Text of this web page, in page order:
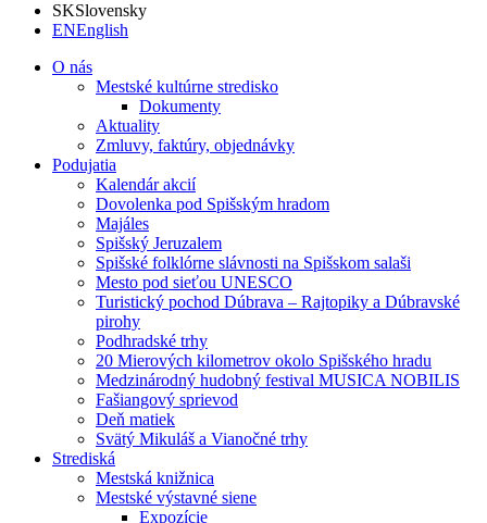
SKSlovensky
ENEnglish
O nás
Mestské kultúrne stredisko
Dokumenty
Aktuality
Zmluvy, faktúry, objednávky
Podujatia
Kalendár akcií
Dovolenka pod Spišským hradom
Majáles
Spišský Jeruzalem
Spišské folklórne slávnosti na Spišskom salaši
Mesto pod sieťou UNESCO
Turistický pochod Dúbrava – Rajtopiky a Dúbravské
pirohy
Podhradské trhy
20 Mierových kilometrov okolo Spišského hradu
Medzinárodný hudobný festival MUSICA NOBILIS
Fašiangový sprievod
Deň matiek
Svätý Mikuláš a Vianočné trhy
Strediská
Mestská knižnica
Mestské výstavné siene
Expozície